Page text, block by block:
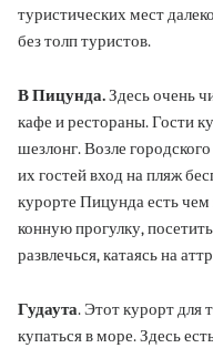
туристических мест
без толп туристов.
В Пицунда.Здесь очень
кафе и рестораны. Гости
шезлонг. Возле
их гостей вход на пляж
курорте Пицунда есть
конную прогулку,
развлечься, катаясь на
Гудаута. Этот курорт для
купаться в море. Здесь